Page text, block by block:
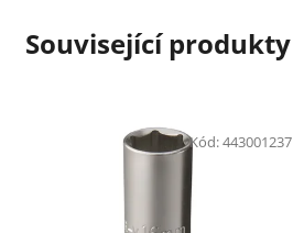
Související produkty
Kód:443001237